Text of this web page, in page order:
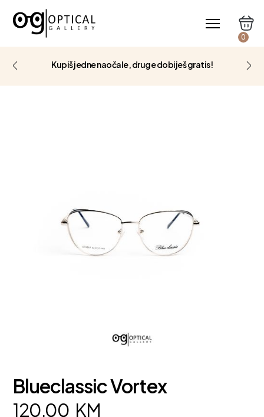
0
Kupiš jedne naočale, druge dobiješ gratis!
Blueclassic Vortex
120,00 KM